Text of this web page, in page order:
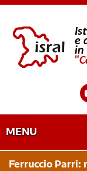
MENU
Ferruccio